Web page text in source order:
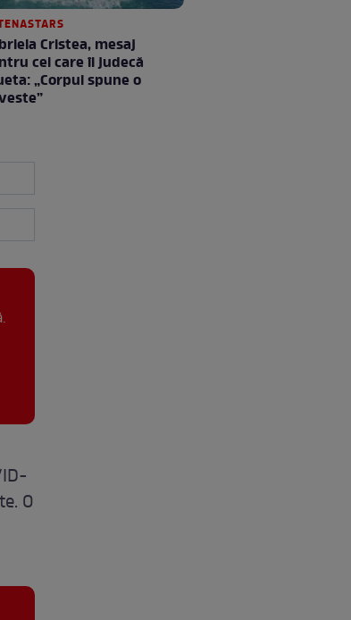
Cristea, mesaj
cei care îi judecă
„Corpul spune o
O